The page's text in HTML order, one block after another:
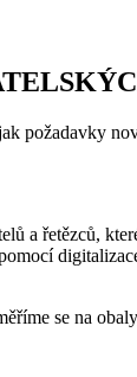
požadavky
a řetězců,
se na